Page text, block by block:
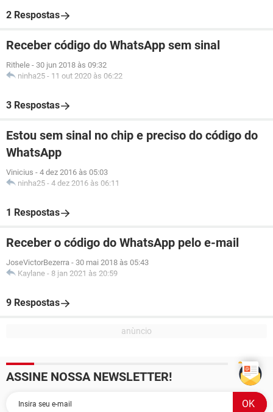
2 Respostas
Receber código do WhatsApp sem sinal
Rithele - 30 jun 2018 às 09:32
ninha25 - 11 out 2020 às 06:22
3 Respostas
Estou sem sinal no chip e preciso do código do
WhatsApp
Vinicius - 4 dez 2016 às 05:03
ninha25 - 4 dez 2016 às 06:11
1 Respostas
Receber o código do WhatsApp pelo e-mail
JoseVictorBezerra - 30 mai 2018 às 05:43
Kaylane - 8 jan 2021 às 20:59
9 Respostas
ASSINE NOSSA NEWSLETTER!